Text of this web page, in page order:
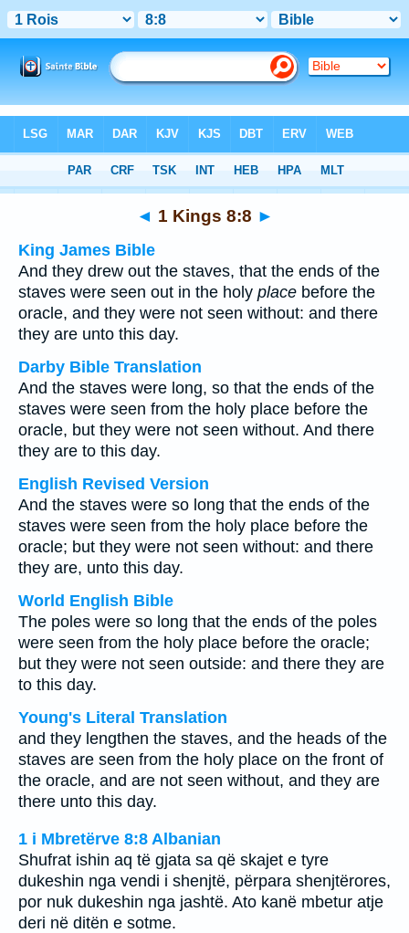
> 1 Kings 8:8
◄ 1 Kings 8:8 ►
King James Bible
And they drew out the staves, that the ends of the
staves were seen out in the holy place before the
oracle, and they were not seen without: and there
they are unto this day.
Darby Bible Translation
And the staves were long, so that the ends of the
staves were seen from the holy place before the
oracle, but they were not seen without. And there
they are to this day.
English Revised Version
And the staves were so long that the ends of the
staves were seen from the holy place before the
oracle; but they were not seen without: and there
they are, unto this day.
World English Bible
The poles were so long that the ends of the poles
were seen from the holy place before the oracle;
but they were not seen outside: and there they are
to this day.
Young's Literal Translation
and they lengthen the staves, and the heads of the
staves are seen from the holy place on the front of
the oracle, and are not seen without, and they are
there unto this day.
1 i Mbretërve 8:8 Albanian
Shufrat ishin aq të gjata sa që skajet e tyre
dukeshin nga vendi i shenjtë, përpara shenjtërores,
por nuk dukeshin nga jashtë. Ato kanë mbetur atje
deri në ditën e sotme.